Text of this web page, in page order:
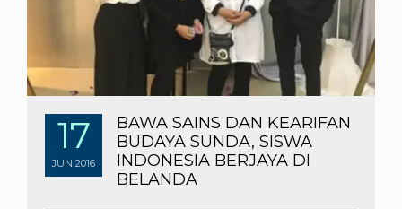
17
JUN 2016
BAWA SAINS DAN KEARIFAN
BUDAYA SUNDA, SISWA
INDONESIA BERJAYA DI
BELANDA